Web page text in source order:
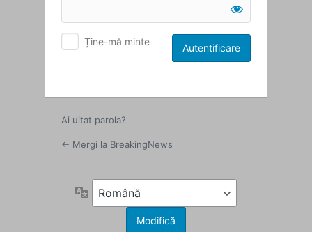
Ține-mă minte
Ai uitat parola?
← Mergi la BreakingNews
Limbă